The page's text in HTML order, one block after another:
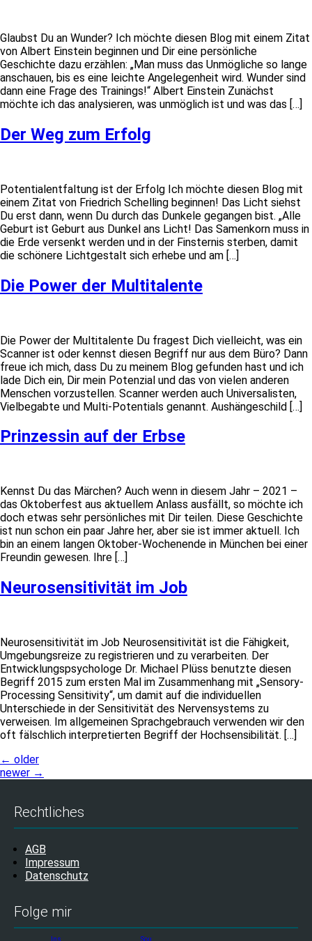
Glaubst Du an Wunder? Ich möchte diesen Blog mit einem Zitat
von Albert Einstein beginnen und Dir eine persönliche
Geschichte dazu erzählen: „Man muss das Unmögliche so lange
anschauen, bis es eine leichte Angelegenheit wird. Wunder sind
dann eine Frage des Trainings!“ Albert Einstein Zunächst
möchte ich das analysieren, was unmöglich ist und was das […]
Der Weg zum Erfolg
Potentialentfaltung ist der Erfolg Ich möchte diesen Blog mit
einem Zitat von Friedrich Schelling beginnen! Das Licht siehst
Du erst dann, wenn Du durch das Dunkele gegangen bist. „Alle
Geburt ist Geburt aus Dunkel ans Licht! Das Samenkorn muss in
die Erde versenkt werden und in der Finsternis sterben, damit
die schönere Lichtgestalt sich erhebe und am […]
Die Power der Multitalente
Die Power der Multitalente Du fragest Dich vielleicht, was ein
Scanner ist oder kennst diesen Begriff nur aus dem Büro? Dann
freue ich mich, dass Du zu meinem Blog gefunden hast und ich
lade Dich ein, Dir mein Potenzial und das von vielen anderen
Menschen vorzustellen. Scanner werden auch Universalisten,
Vielbegabte und Multi-Potentials genannt. Aushängeschild […]
Prinzessin auf der Erbse
Kennst Du das Märchen? Auch wenn in diesem Jahr – 2021 –
das Oktoberfest aus aktuellem Anlass ausfällt, so möchte ich
doch etwas sehr persönliches mit Dir teilen. Diese Geschichte
ist nun schon ein paar Jahre her, aber sie ist immer aktuell. Ich
bin an einem langen Oktober-Wochenende in München bei einer
Freundin gewesen. Ihre […]
Neurosensitivität im Job
Neurosensitivität im Job Neurosensitivität ist die Fähigkeit,
Umgebungsreize zu registrieren und zu verarbeiten. Der
Entwicklungspsychologe Dr. Michael Plüss benutzte diesen
Begriff 2015 zum ersten Mal im Zusammenhang mit „Sensory-
Processing Sensitivity“, um damit auf die individuellen
Unterschiede in der Sensitivität des Nervensystems zu
verweisen. Im allgemeinen Sprachgebrauch verwenden wir den
oft fälschlich interpretierten Begriff der Hochsensibilität. […]
← older
newer →
Rechtliches
AGB
Impressum
Datenschutz
Folge mir
Ins Sou